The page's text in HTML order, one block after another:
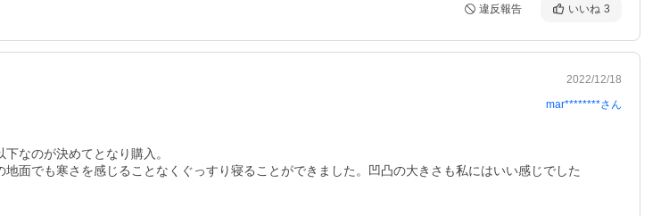
違反報告 いいね 3
2022/12/18
mar********さん
なのが決めてとなり購入。
面でも寒さを感じることなくぐっすり寝ることができました。凹凸の大きさも私にはいい感じでした